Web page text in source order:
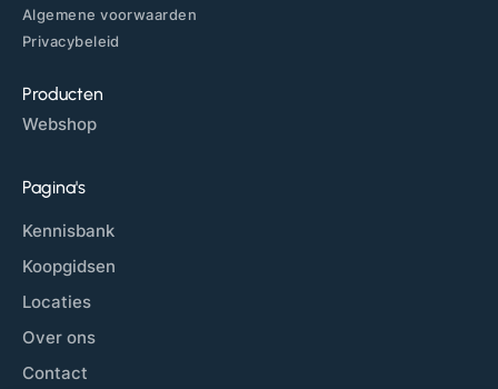
Algemene voorwaarden
Privacybeleid
Producten
Webshop
Pagina's
Kennisbank
Koopgidsen
Locaties
Over ons
Contact